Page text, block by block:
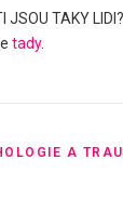
JSOU TAKY
tady.
A